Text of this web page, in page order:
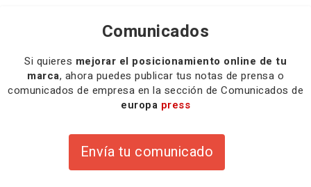
Comunicados
Si quieres mejorar el posicionamiento online de tu
marca, ahora puedes publicar tus notas de prensa o
comunicados de empresa en la sección de Comunicados de
europa press
Envía tu comunicado